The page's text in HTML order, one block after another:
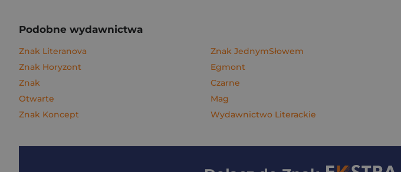
Podobne wydawnictwa
Znak Literanova
Znak Horyzont
Znak
Otwarte
Znak Koncept
Znak JednymSłowem
Egmont
Czarne
Mag
Wydawnictwo Literackie